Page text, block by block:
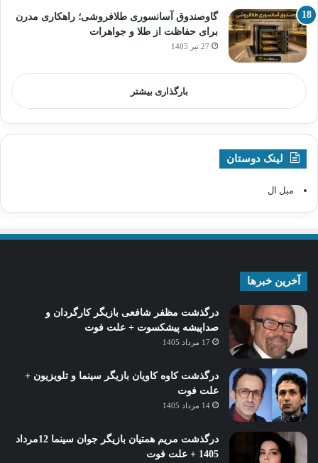
گاوصندوق آسانسوری طلافروشی؛ راهکاری مدرن
برای حفاظت از طلا و جواهرات
27 تیر 1405
بارگذاری بیشتر
لینک دوستان
مبل ال
آخرین خبرها
درگذشت مظفر شافعی بازیگر کارگردان و
صداپیشه پیشکسوت + علت فوت
17 مرداد 1405
درگذشت کاوه کاویان بازیگر سینما و تلویزیون +
علت فوت
14 مرداد 1405
درگذشت مریم همتیان بازیگر جوان سینما 12مرداد
1405 + علت فوت